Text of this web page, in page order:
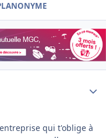
qui t'oblige à